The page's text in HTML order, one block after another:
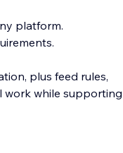
platform.
plus feed rules,
work while supporting